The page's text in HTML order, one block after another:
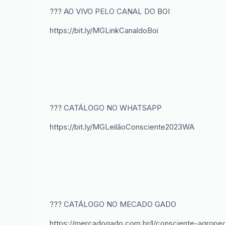
??? AO VIVO PELO CANAL DO BOI
https://bit.ly/MGLinkCanaldoBoi
??? CATÁLOGO NO WHATSAPP
https://bit.ly/MGLeilãoConsciente2023WA
??? CATÁLOGO NO MECADO GADO